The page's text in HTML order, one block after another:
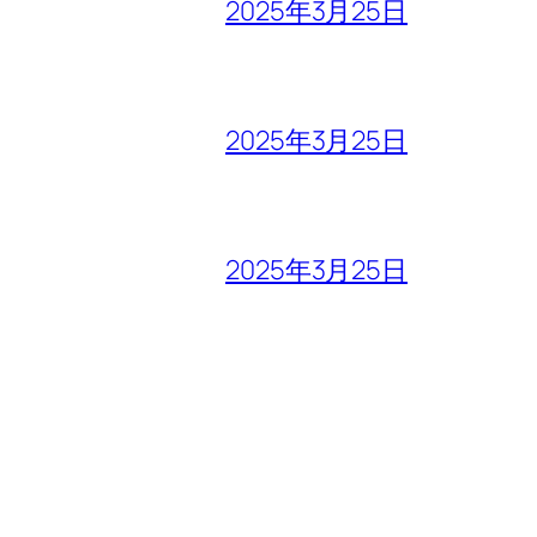
2025年3月25日
2025年3月25日
2025年3月25日